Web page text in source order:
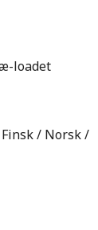
loadet
/ Norsk /